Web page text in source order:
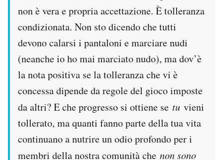
non è vera e propria accettazione. È tolleranza
condizionata. Non sto dicendo che tutti
devono calarsi i pantaloni e marciare nudi
(neanche io ho mai marciato nudo), ma dov’è
la nota positiva se la tolleranza che vi è
concessa dipende da regole del gioco imposte
da altri? E che progresso si ottiene se tu vieni
tollerato, ma quanti fanno parte della tua vita
continuano a nutrire un odio profondo per i
membri della nostra comunità che non sono